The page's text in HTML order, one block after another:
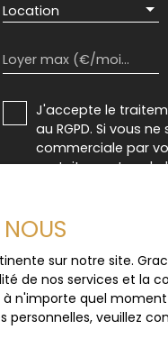
Location
Loyer max (€/mois)
J'accepte le
au RGPD. Si vous
commerciale par
gratuitement sur la
Société Worldline,
Pour en savoir plus
veuillez consulter
sur notre site.
nos services et la
quel
personnelles, veuillez